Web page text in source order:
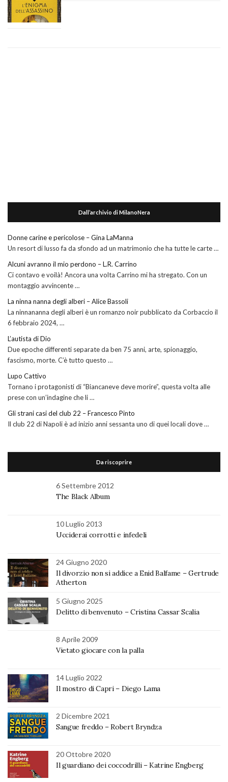
Dall’archivio di MilanoNera
Donne carine e pericolose – Gina LaManna
Un resort di lusso fa da sfondo ad un matrimonio che ha tutte le carte …
Alcuni avranno il mio perdono – L.R. Carrino
Ci contavo e voilà! Ancora una volta Carrino mi ha stregato. Con un
montaggio avvincente …
La ninna nanna degli alberi – Alice Bassoli
La ninnananna degli alberi è un romanzo noir pubblicato da Corbaccio il
6 febbraio 2024, …
L’autista di Dio
Due epoche differenti separate da ben 75 anni, arte, spionaggio,
fascismo, morte. C’è tutto questo …
Lupo Cattivo
Tornano i protagonisti di “Biancaneve deve morire”, questa volta alle
prese con un’indagine che li …
Gli strani casi del club 22 – Francesco Pinto
Il club 22 di Napoli è ad inizio anni sessanta uno di quei locali dove …
Da riscoprire
6 Settembre 2012
The Black Album
10 Luglio 2013
Ucciderai corrotti e infedeli
24 Giugno 2020
Il divorzio non si addice a Enid Balfame – Gertrude
Atherton
5 Giugno 2025
Delitto di benvenuto – Cristina Cassar Scalia
8 Aprile 2009
Vietato giocare con la palla
14 Luglio 2022
Il mostro di Capri – Diego Lama
2 Dicembre 2021
Sangue freddo – Robert Bryndza
20 Ottobre 2020
Il guardiano dei coccodrilli – Katrine Engberg